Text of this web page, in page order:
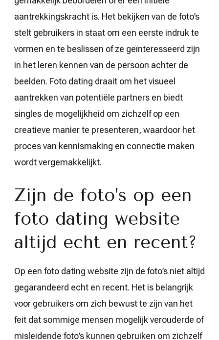
aantrekkingskracht is. Het bekijken van de foto’s
stelt gebruikers in staat om een eerste indruk te
vormen en te beslissen of ze geïnteresseerd zijn
in het leren kennen van de persoon achter de
beelden. Foto dating draait om het visueel
aantrekken van potentiële partners en biedt
singles de mogelijkheid om zichzelf op een
creatieve manier te presenteren, waardoor het
proces van kennismaking en connectie maken
wordt vergemakkelijkt.
Zijn de foto’s op een
foto dating website
altijd echt en recent?
Op een foto dating website zijn de foto’s niet altijd
gegarandeerd echt en recent. Het is belangrijk
voor gebruikers om zich bewust te zijn van het
feit dat sommige mensen mogelijk verouderde of
misleidende foto’s kunnen gebruiken om zichzelf